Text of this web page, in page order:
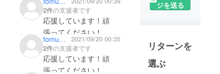
もらい、その権利収入
で施設建設、運営をす
るという企画を立案し
ています（児童虐待防
止をしている日本中の
団体に委託という形）
2件の支援者です
応援しています！頑
張ってください！
tomummy
2021/09/20 00:35
2件の支援者です
応援しています！頑
張ってください！
ジを送る
リターンを
選ぶ